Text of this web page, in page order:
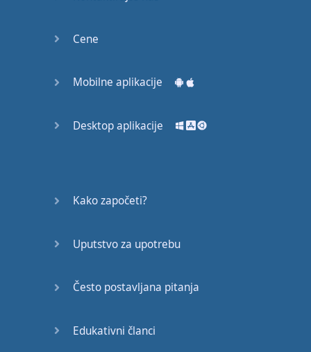
Cene
Mobilne aplikacije
Desktop aplikacije
Kako započeti?
Uputstvo za upotrebu
Često postavljana pitanja
Edukativni članci